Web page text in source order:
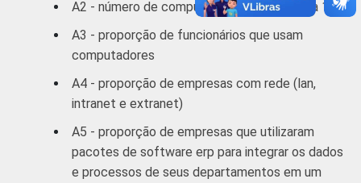
Atividades
serviços
prestados às
empresas
77
Outros2 42
A2 - número de computadores por empresa 1
A3 - proporção de funcionários que usam
computadores
A4 - proporção de empresas com rede (lan,
intranet e extranet)
A5 - proporção de empresas que utilizaram
pacotes de software erp para integrar os dados
e processos de seus departamentos em um